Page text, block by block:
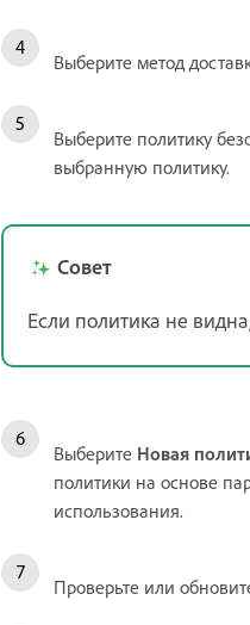
Выберите метод
Выберите политику
выбранную политику.
Совет
Если политика не
Выберите Новая
политики на основе
использования.
Проверьте или